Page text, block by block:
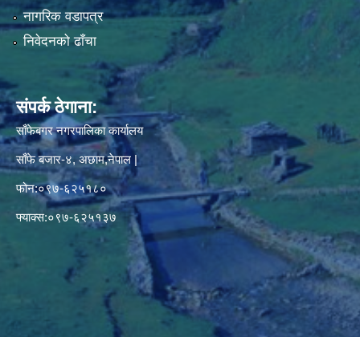
नागरिक वडापत्र
निवेदनको ढाँचा
संपर्क ठेगाना:
साँफेबगर नगरपालिका कार्यालय
साँफे बजार-४, अछाम,नेपाल |
फोन:०९७-६२५१८०
फ्याक्स:०९७-६२५१३७